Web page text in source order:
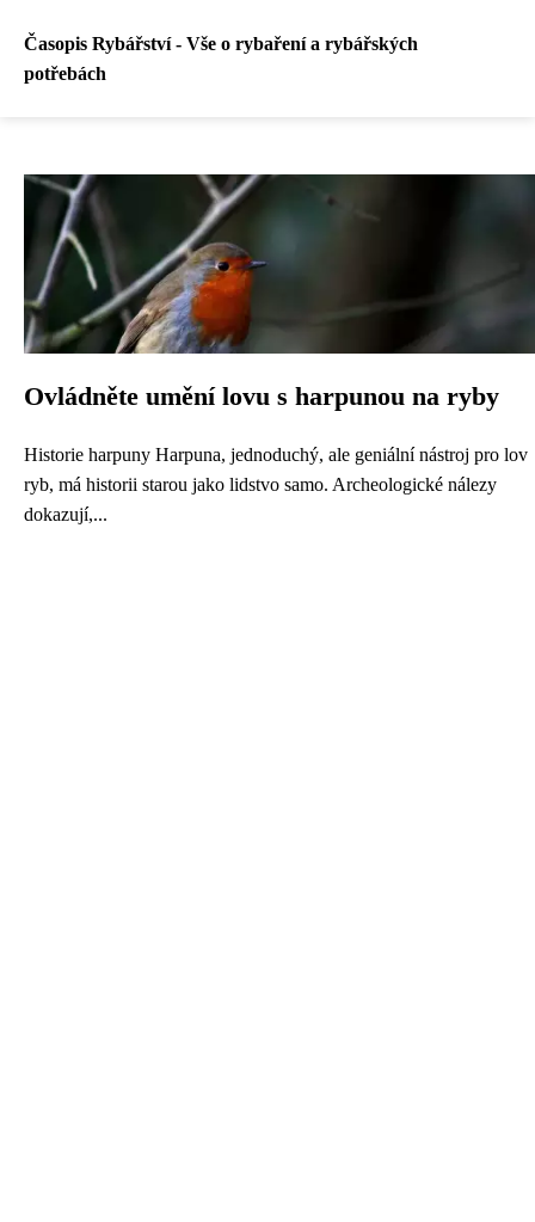
Časopis Rybářství - Vše o rybaření a rybářských
potřebách
Ovládněte umění lovu s harpunou na ryby
Historie harpuny Harpuna, jednoduchý, ale geniální nástroj pro lov
ryb, má historii starou jako lidstvo samo. Archeologické nálezy
dokazují,...